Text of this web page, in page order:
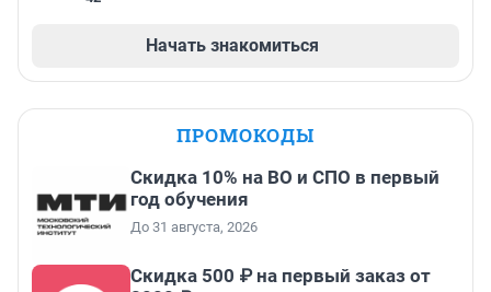
Начать знакомиться
ПРОМОКОДЫ
Скидка 10% на ВО и СПО в первый
год обучения
До 31 августа, 2026
Скидка 500 ₽ на первый заказ от